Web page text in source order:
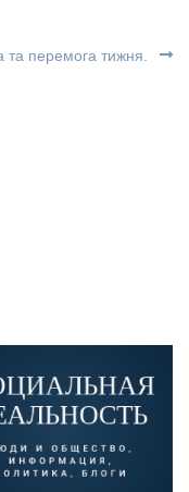
та перемога тижня.